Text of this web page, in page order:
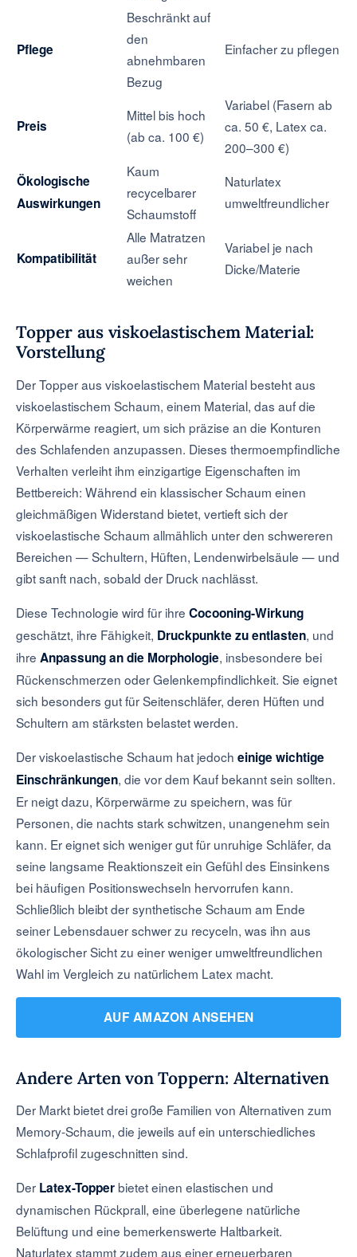
Pflege
Beschränkt auf
den
abnehmbaren
Bezug
Einfacher zu pflegen
Preis
Mittel bis hoch
(ab ca. 100 €)
Variabel (Fasern ab
ca. 50 €, Latex ca.
200–300 €)
Ökologische
Auswirkungen
Kaum
recycelbarer
Schaumstoff
Naturlatex
umweltfreundlicher
Kompatibilität
Alle Matratzen
außer sehr
weichen
Variabel je nach
Dicke/Materie
Topper aus viskoelastischem Material:
Vorstellung
Der Topper aus viskoelastischem Material besteht aus
viskoelastischem Schaum, einem Material, das auf die
Körperwärme reagiert, um sich präzise an die Konturen
des Schlafenden anzupassen. Dieses thermoempfindliche
Verhalten verleiht ihm einzigartige Eigenschaften im
Bettbereich: Während ein klassischer Schaum einen
gleichmäßigen Widerstand bietet, vertieft sich der
viskoelastische Schaum allmählich unter den schwereren
Bereichen — Schultern, Hüften, Lendenwirbelsäule — und
gibt sanft nach, sobald der Druck nachlässt.
Diese Technologie wird für ihre Cocooning-Wirkung
geschätzt, ihre Fähigkeit, Druckpunkte zu entlasten, und
ihre Anpassung an die Morphologie, insbesondere bei
Rückenschmerzen oder Gelenkempfindlichkeit. Sie eignet
sich besonders gut für Seitenschläfer, deren Hüften und
Schultern am stärksten belastet werden.
Der viskoelastische Schaum hat jedoch einige wichtige
Einschränkungen, die vor dem Kauf bekannt sein sollten.
Er neigt dazu, Körperwärme zu speichern, was für
Personen, die nachts stark schwitzen, unangenehm sein
kann. Er eignet sich weniger gut für unruhige Schläfer, da
seine langsame Reaktionszeit ein Gefühl des Einsinkens
bei häufigen Positionswechseln hervorrufen kann.
Schließlich bleibt der synthetische Schaum am Ende
seiner Lebensdauer schwer zu recyceln, was ihn aus
ökologischer Sicht zu einer weniger umweltfreundlichen
Wahl im Vergleich zu natürlichem Latex macht.
AUF AMAZON ANSEHEN
Andere Arten von Toppern: Alternativen
Der Markt bietet drei große Familien von Alternativen zum
Memory-Schaum, die jeweils auf ein unterschiedliches
Schlafprofil zugeschnitten sind.
Der Latex-Topperbietet einen elastischen und
dynamischen Rückprall, eine überlegene natürliche
Belüftung und eine bemerkenswerte Haltbarkeit.
Naturlatex stammt zudem aus einer erneuerbaren